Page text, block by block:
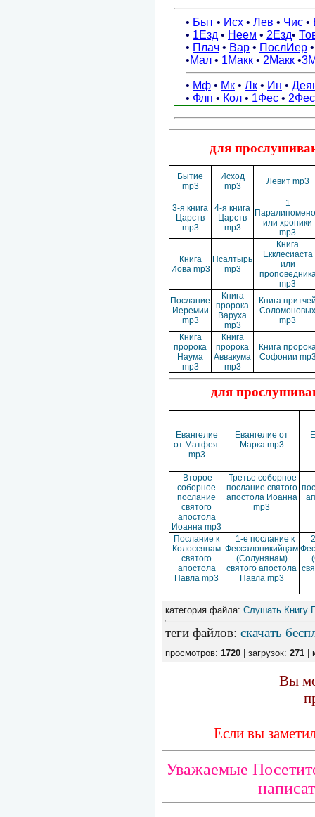
для
Бытие
mp3
Исход
mp3
Левит mp3
3-я книга
Царств
mp3
4-я книга
Царств
mp3
1
или хроники
mp3
Книга
Иова mp3
Псалтырь
mp3
Книга
Екклесиаста
или
mp3
Послание
Иеремии
mp3
Книга
пророка
Варуха
mp3
Книга
Соломоновых
mp3
Книга
пророка
Наума
mp3
Книга
пророка
Аввакума
mp3
Книга
Софонии
для
Евангелие
от Матфея
mp3
Евангелие от
Марка mp3
Второе
соборное
послание
святого
апостола
Иоанна mp3
Третье соборное
послание святого
апостола Иоанна
mp3
Послание к
Колоссянам
святого
апостола
Павла mp3
1-е послание к
Фессалоникийцам
(Солунянам)
святого апостола
Павла mp3
категория файла: Слушать Книгу
теги файлов: скачать
просмотров: 1720 | загрузок: 271 |
Вы
Если вы
Уважаемые